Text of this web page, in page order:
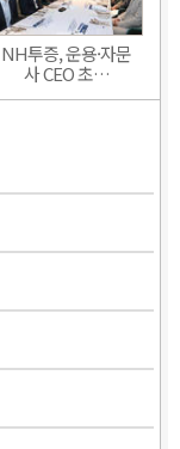
NH투증, 운용·자문
사 CEO 초…